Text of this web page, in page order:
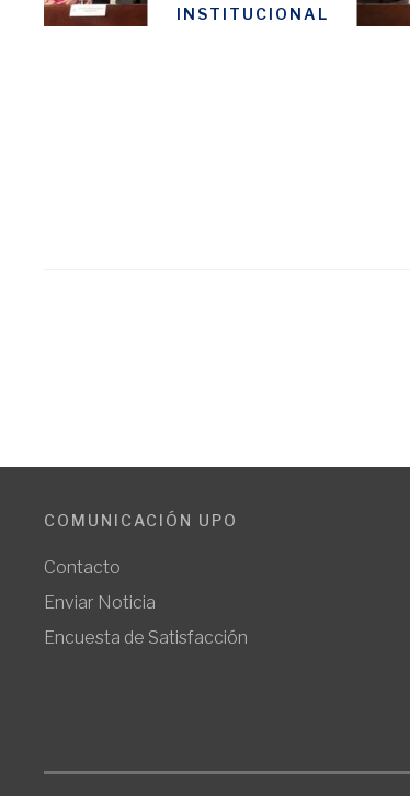
INSTITUCIONAL
COMUNICACIÓN UPO
Contacto
Enviar Noticia
Encuesta de Satisfacción